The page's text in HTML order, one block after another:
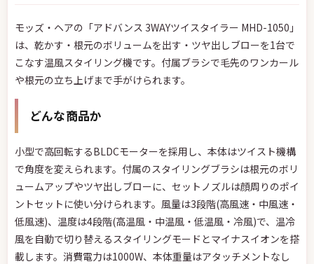
モッズ・ヘアの「アドバンス 3WAYツイスタイラー MHD-1050」
は、乾かす・根元のボリュームを出す・ツヤ出しブローを1台で
こなす温風スタイリング機です。付属ブラシで毛先のワンカール
や根元の立ち上げまで手がけられます。
どんな商品か
小型で高回転するBLDCモーターを採用し、本体はツイスト機構
で角度を変えられます。付属のスタイリングブラシは根元のボリ
ュームアップやツヤ出しブローに、セットノズルは顔周りのポイ
ントセットに使い分けられます。風量は3段階(高風速・中風速・
低風速)、温度は4段階(高温風・中温風・低温風・冷風)で、温冷
風を自動で切り替えるスタイリングモードとマイナスイオンを搭
載します。消費電力は1000W、本体重量はアタッチメントなし